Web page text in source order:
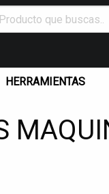
HERRAMIENTAS